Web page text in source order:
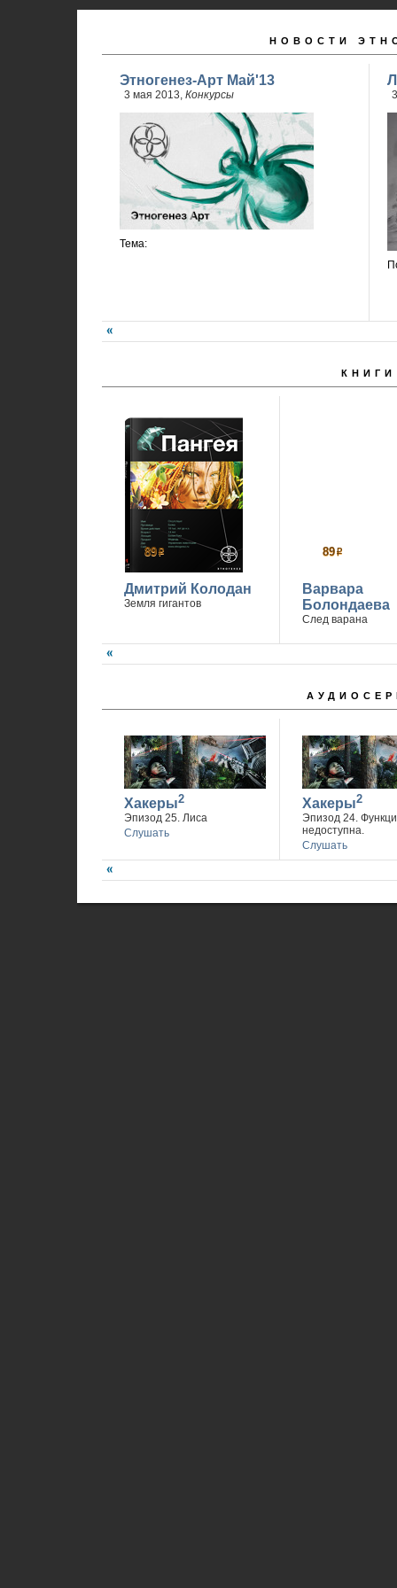
НОВОСТИ
Этногенез-Арт Май'13
3 мая 2013, Конкурсы
Тема:
КНИГИ
89р
Дмитрий Колодан
Земля гигантов
89р
Варвара
Болондаева
След варана
Хакеры2
Эпизод 25. Лиса
Слушать
Хакеры2
Эпизод 24.
недоступна.
Слушать